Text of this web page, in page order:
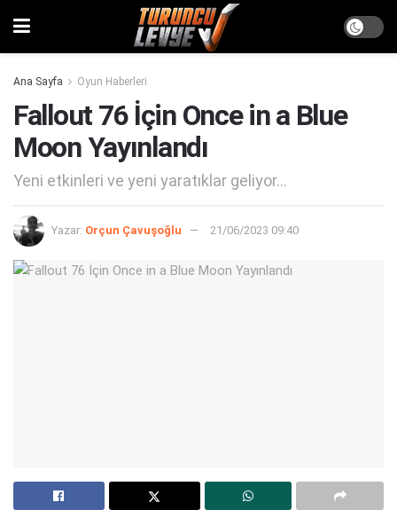
Ana Sayfa Oyun Haberleri
Fallout 76 İçin Once in a Blue
Moon Yayınlandı
Yeni etkinleri ve yeni yaratıklar geliyor...
Yazar: Orçun Çavuşoğlu 21/06/2023 09:40